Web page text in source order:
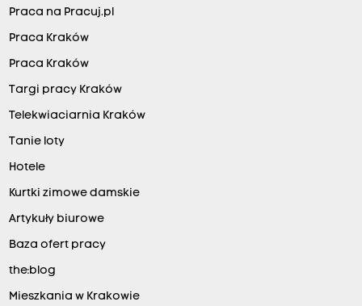
Praca na Pracuj.pl
Praca Kraków
Praca Kraków
Targi pracy Kraków
Telekwiaciarnia Kraków
Tanie loty
Hotele
Kurtki zimowe damskie
Artykuły biurowe
Baza ofert pracy
the:blog
Mieszkania w Krakowie